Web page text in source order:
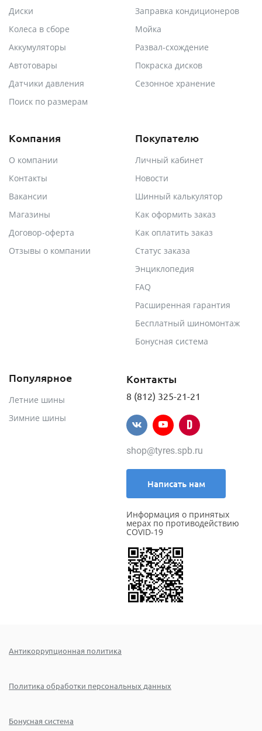
Диски
Колеса в сборе
Аккумуляторы
Автотовары
Датчики давления
Поиск по размерам
Заправка кондиционеров
Мойка
Развал-схождение
Покраска дисков
Сезонное хранение
Компания
О компании
Контакты
Вакансии
Магазины
Договор-оферта
Отзывы о компании
Покупателю
Личный кабинет
Новости
Шинный калькулятор
Как оформить заказ
Как оплатить заказ
Статус заказа
Энциклопедия
FAQ
Расширенная гарантия
Бесплатный шиномонтаж
Бонусная система
Популярное
Летние шины
Зимние шины
Контакты
8 (812) 325-21-21
shop@tyres.spb.ru
Написать нам
Информация о принятых
мерах по противодействию
COVID-19
Антикоррупционная политика
Политика обработки персональных данных
Бонусная система